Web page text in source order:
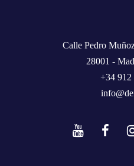
Calle Pedro
28001 -
+34 912